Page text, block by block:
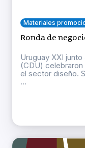
Materiales
Ronda de
Uruguay XXI
(CDU) celebraron
el sector diseño.
...